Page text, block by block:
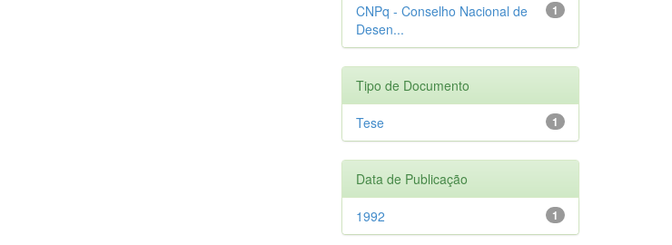
1
CNPq - Conselho Nacional de
Desen...
Tipo de Documento
1
Tese
Data de Publicação
1
1992